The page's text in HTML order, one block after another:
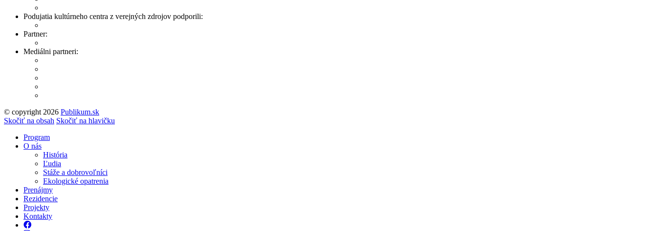
Podujatia kultúrneho centra z verejných zdrojov podporili:
Partner:
Mediálni partneri:
© copyright 2026 Publikum.sk
Tvorba stránok: Enjoy
Skočiť na obsah Skočiť na hlavičku
Program
O nás
História
Ľudia
Stáže a dobrovoľníci
Ekologické opatrenia
Prenájmy
Rezidencie
Projekty
Kontakty
Facebook